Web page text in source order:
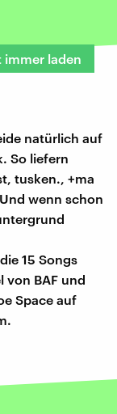
immer laden
natürlich auf
So liefern
tusken., +ma
wenn schon
15 Songs
von BAF und
Space auf